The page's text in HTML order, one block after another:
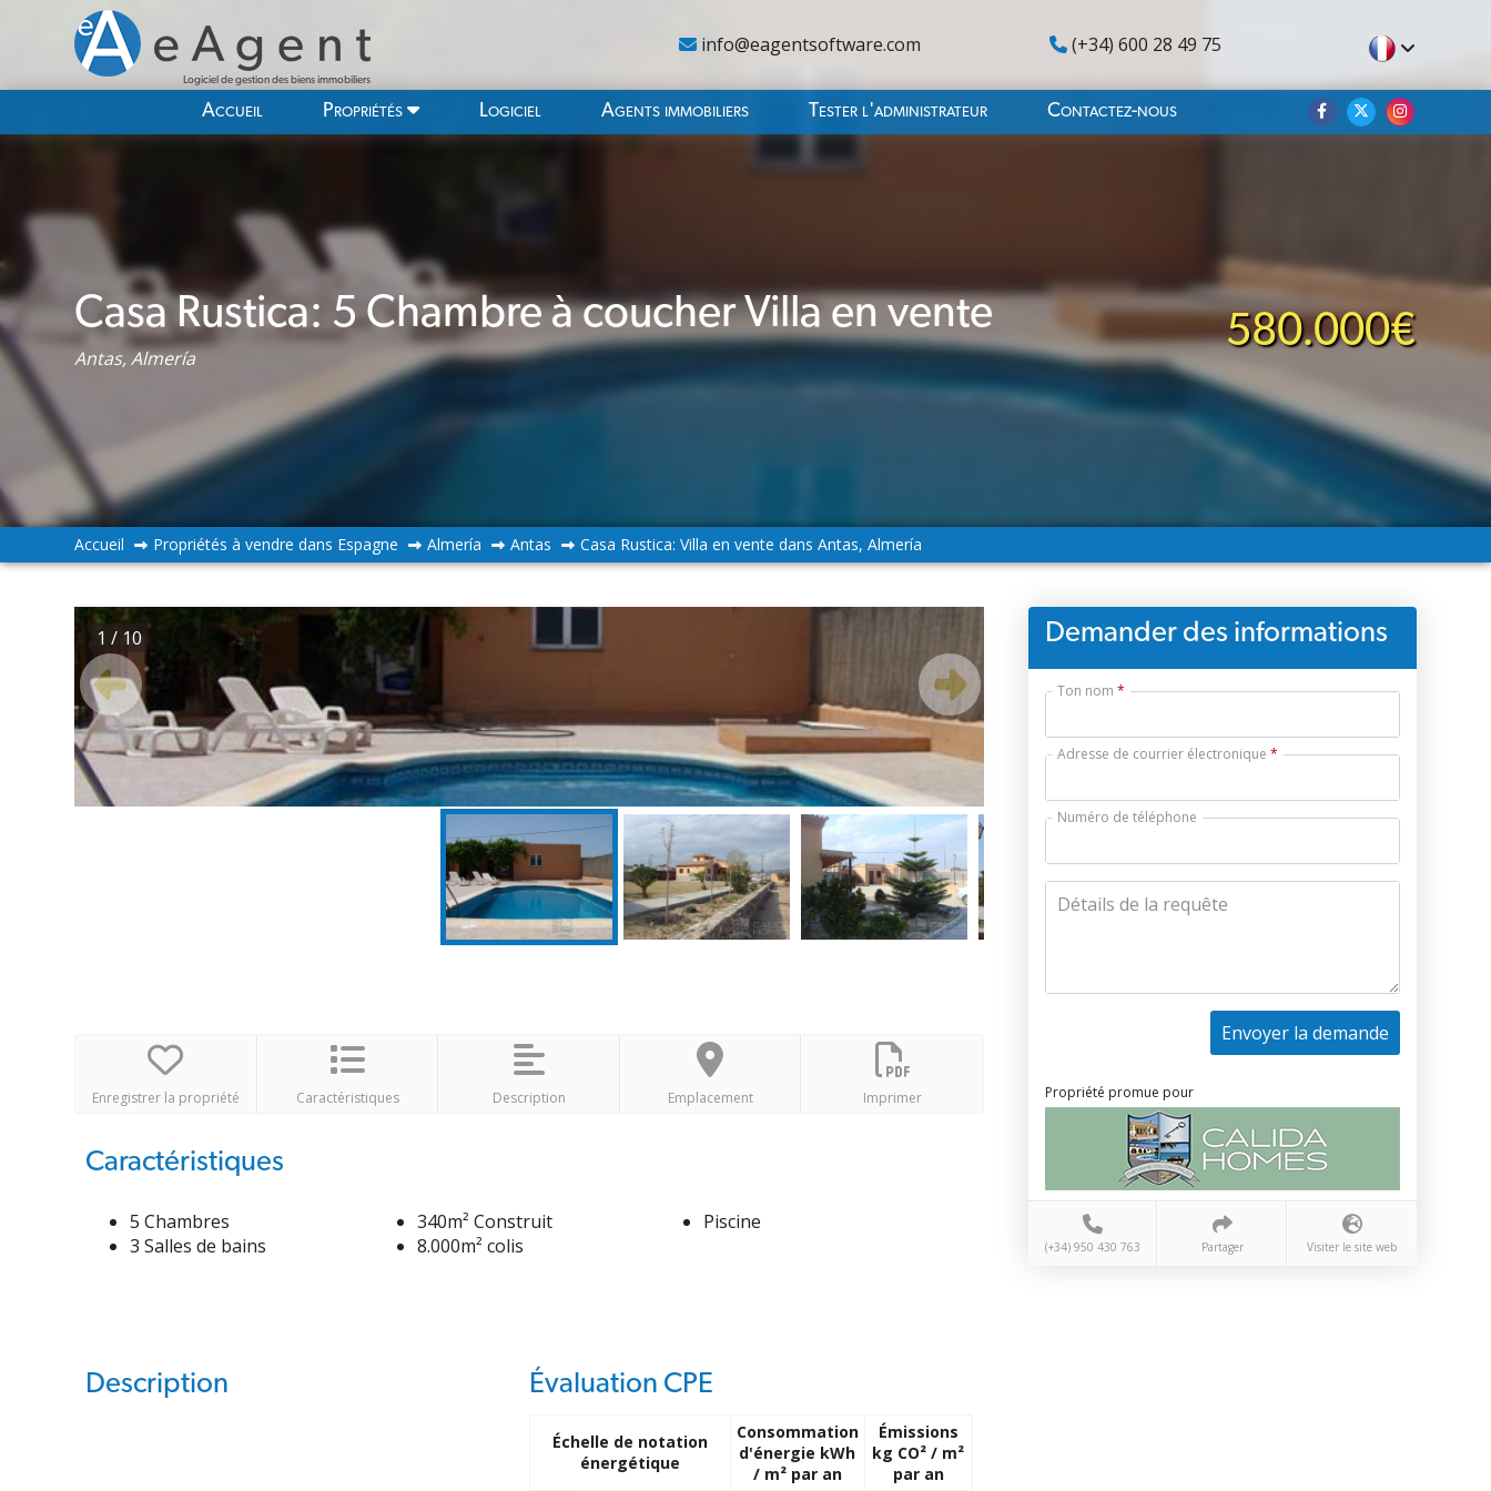
Logiciel de gestion des biens immobiliers
info@eagentsoftware.com (+34) 600 28 49 75
Accueil Propriétés Logiciel Agents immobiliers Tester l'administrateur Contactez-nous
Casa Rustica: 5 Chambre à coucher Villa en vente
Antas, Almería
580.000€
Accueil Propriétés à vendre dans Espagne Almería Antas Casa Rustica: Villa en vente dans Antas, Almería
1 / 10
Enregistrer la propriété Caractéristiques Description Emplacement Imprimer
Caractéristiques
5 Chambres
3 Salles de bains
340m² Construit
8.000m² colis
Piscine
Évaluation CPE
Échelle de notation
énergétique
Consommation
d'énergie kWh
/ m² par an
Émissions
kg CO² / m²
par an
Description
Demander des informations
Ton nom
Adresse de courrier électronique
Numéro de téléphone
Détails de la requête
Envoyer la demande
Propriété promue pour
(+34) 950 430 763 Partager Visiter le site web